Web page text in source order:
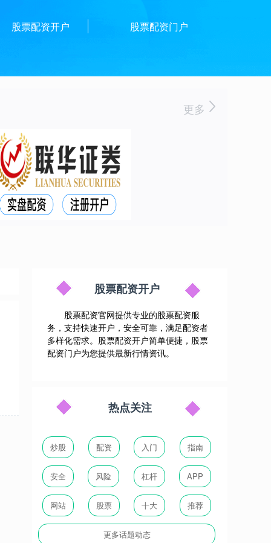
股票配资开户 股票配资门户
更多
股票配资开户
股票配资官网提供专业的股票配资服
务，支持快速开户，安全可靠，满足配资者
多样化需求。股票配资开户简单便捷，股票
配资门户为您提供最新行情资讯。
热点关注
炒股 配资 入门 指南
安全 风险 杠杆 APP
网站 股票 十大 推荐
更多话题动态